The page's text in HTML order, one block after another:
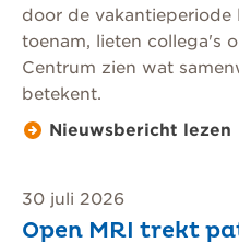
door de vakantieperiode
toenam, lieten collega's
Centrum zien wat
betekent.
Nieuwsbericht lezen
30 juli 2026
Open MRI trekt